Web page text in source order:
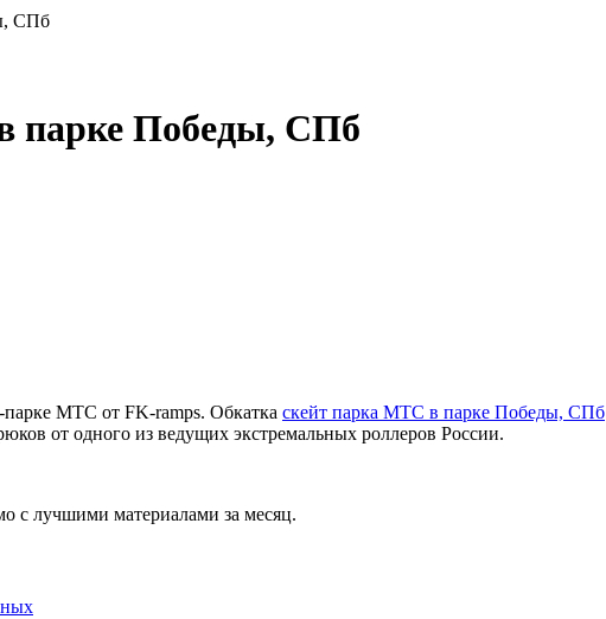
СПб
парке Победы, СПб
МТС от FK-ramps. Обкатка скейт парка МТС в парке Победы, СПб
от одного из ведущих экстремальных роллеров России.
с лучшими материалами за месяц.